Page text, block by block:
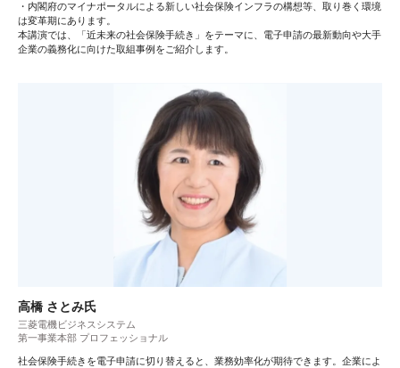
・内閣府のマイナポータルによる新しい社会保険インフラの構想等、取り巻く環境
は変革期にあります。
本講演では、「近未来の社会保険手続き」をテーマに、電子申請の最新動向や大手
企業の義務化に向けた取組事例をご紹介します。
高橋 さとみ氏
三菱電機ビジネスシステム
第一事業本部 プロフェッショナル
社会保険手続きを電子申請に切り替えると、業務効率化が期待できます。企業によ